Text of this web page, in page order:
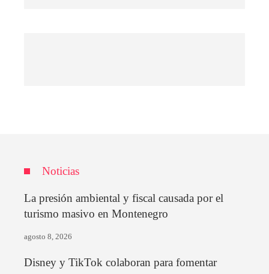
Noticias
La presión ambiental y fiscal causada por el
turismo masivo en Montenegro
agosto 8, 2026
Disney y TikTok colaboran para fomentar